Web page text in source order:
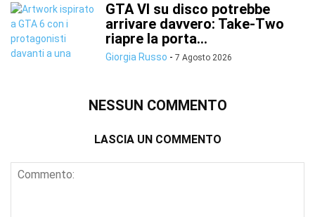
GTA VI su disco potrebbe
arrivare davvero: Take-Two
riapre la porta...
Giorgia Russo - 7 Agosto 2026
NESSUN COMMENTO
LASCIA UN COMMENTO